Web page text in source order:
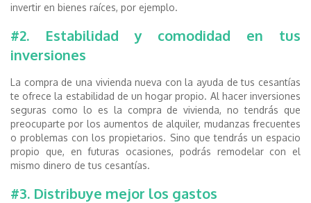
invertir en bienes raíces, por ejemplo.
#2. Estabilidad y comodidad en tus
inversiones
La compra de una vivienda nueva con la ayuda de tus cesantías
te ofrece la estabilidad de un hogar propio. Al hacer inversiones
seguras como lo es la compra de vivienda, no tendrás que
preocuparte por los aumentos de alquiler, mudanzas frecuentes
o problemas con los propietarios. Sino que tendrás un espacio
propio que, en futuras ocasiones, podrás remodelar con el
mismo dinero de tus cesantías.
#3. Distribuye mejor los gastos